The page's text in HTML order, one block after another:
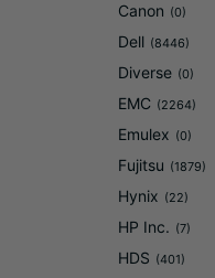
Canon (0)
Dell (8446)
Diverse (0)
EMC (2264)
Emulex (0)
Fujitsu (1879)
Hynix (22)
HP Inc. (7)
HDS (401)